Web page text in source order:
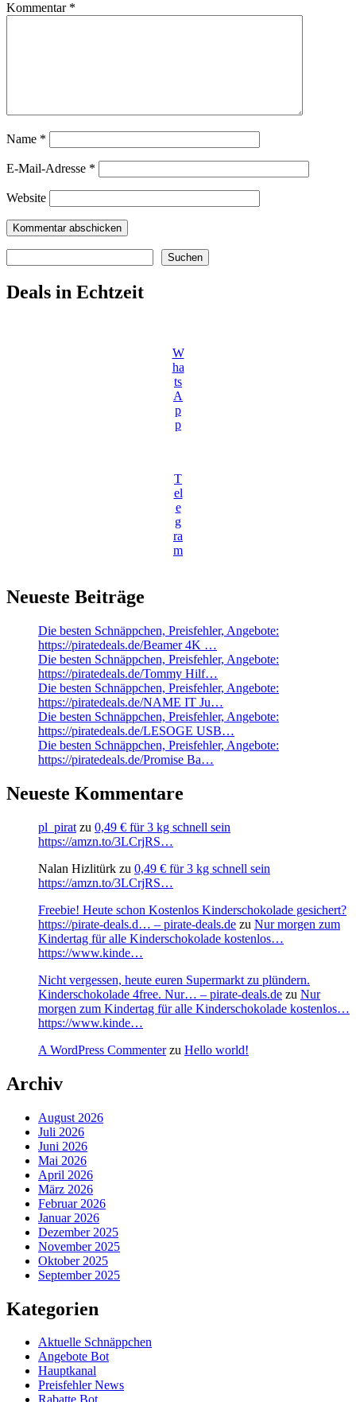
Kommentar *
Name *
E-Mail-Adresse *
Website
Suchen
Deals in Echtzeit
W
ha
ts
A
p
p
T
el
e
g
ra
m
Neueste Beiträge
Die besten Schnäppchen, Preisfehler, Angebote:
https://piratedeals.de/Beamer 4K …
Die besten Schnäppchen, Preisfehler, Angebote:
https://piratedeals.de/Tommy Hilf…
Die besten Schnäppchen, Preisfehler, Angebote:
https://piratedeals.de/NAME IT Ju…
Die besten Schnäppchen, Preisfehler, Angebote:
https://piratedeals.de/LESOGE USB…
Die besten Schnäppchen, Preisfehler, Angebote:
https://piratedeals.de/Promise Ba…
Neueste Kommentare
pl_pirat zu 0,49 € für 3 kg schnell sein
https://amzn.to/3LCrjRS…
Nalan Hizlitürk zu 0,49 € für 3 kg schnell sein
https://amzn.to/3LCrjRS…
Freebie! Heute schon Kostenlos Kinderschokolade gesichert?
https://pirate-deals.d… – pirate-deals.de zu Nur morgen zum
Kindertag für alle Kinderschokolade kostenlos…
https://www.kinde…
Nicht vergessen, heute euren Supermarkt zu plündern.
Kinderschokolade 4free. Nur… – pirate-deals.de zu Nur
morgen zum Kindertag für alle Kinderschokolade kostenlos…
https://www.kinde…
A WordPress Commenterzu Hello world!
Archiv
August 2026
Juli 2026
Juni 2026
Mai 2026
April 2026
März 2026
Februar 2026
Januar 2026
Dezember 2025
November 2025
Oktober 2025
September 2025
Kategorien
Aktuelle Schnäppchen
Angebote Bot
Hauptkanal
Preisfehler News